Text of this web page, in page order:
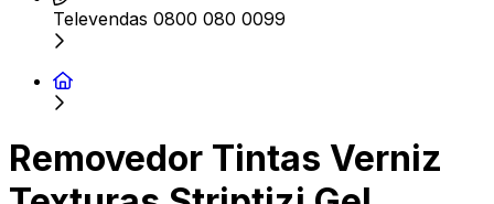
Televendas 0800 080 0099
Removedor Tintas Verniz